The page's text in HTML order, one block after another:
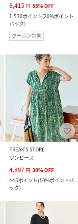
8,415 円 55%OFF
1,530ポイント(20%ポイント
バック)
クーポン対象
FREAK’S STORE
ワンピース
4,897 円 30%OFF
445ポイント(10%ポイントバ
ック)